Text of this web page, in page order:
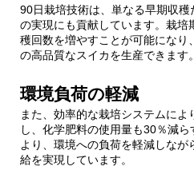
90日栽培技術は、単なる早期収
の実現にも貢献しています。栽培
穫回数を増やすことが可能になり
の高品質なスイカを生産できます。
環境負荷の軽減
また、効率的な栽培システムに
し、化学肥料の使用量も30％減
より、環境への負荷を軽減しな
給を実現しています。